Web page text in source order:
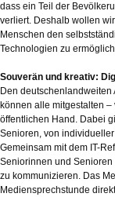
dass ein Teil der
verliert. Deshalb wollen
Menschen den
Technologien zu
Souverän und kreativ:
Den deutschenlandweiten
können alle mitgestalten
öffentlichen Hand. Dabei
Senioren, von
Gemeinsam mit dem IT-
Seniorinnen und Senioren
zu kommunizieren. Das
Mediensprechstunde